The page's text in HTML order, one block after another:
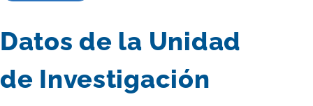
Datos de la Unidad
de Investigación